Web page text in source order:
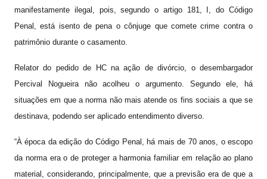
manifestamente ilegal, pois, segundo o artigo 181, I, do Código
Penal, está isento de pena o cônjuge que comete crime contra o
patrimônio durante o casamento.
Relator do pedido de HC na ação de divórcio, o desembargador
Percival Nogueira não acolheu o argumento. Segundo ele, há
situações em que a norma não mais atende os fins sociais a que se
destinava, podendo ser aplicado entendimento diverso.
“À época da edição do Código Penal, há mais de 70 anos, o escopo
da norma era o de proteger a harmonia familiar em relação ao plano
material, considerando, principalmente, que a previsão era de que a